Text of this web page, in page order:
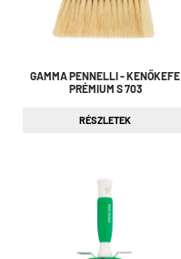
GAMMA PENNELLI - KENŐKEFE
PRÉMIUM S 703
RÉSZLETEK